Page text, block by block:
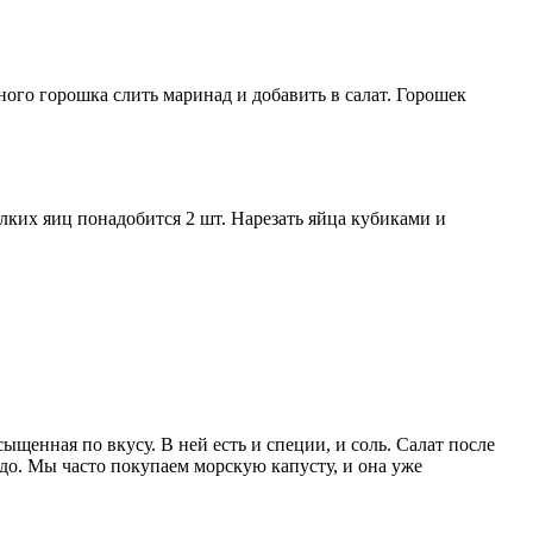
горошка слить маринад и добавить в салат. Горошек
яиц понадобится 2 шт. Нарезать яйца кубиками и
по вкусу. В ней есть и специи, и соль. Салат после
Мы часто покупаем морскую капусту, и она уже